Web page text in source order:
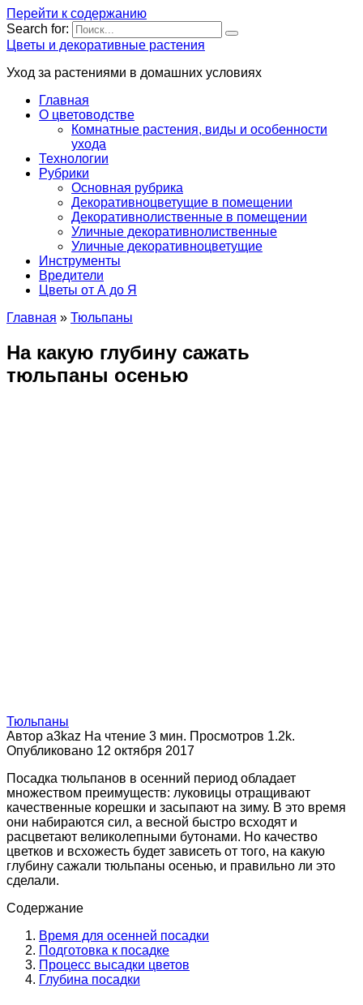
Перейти к содержанию
Search for:
Цветы и декоративные растения
Уход за растениями в домашних условиях
Главная
О цветоводстве
Комнатные растения, виды и особенности
ухода
Технологии
Рубрики
Основная рубрика
Декоративноцветущие в помещении
Декоративнолиственные в помещении
Уличные декоративнолиственные
Уличные декоративноцветущие
Инструменты
Вредители
Цветы от А до Я
Главная » Тюльпаны
На какую глубину сажать
тюльпаны осенью
Тюльпаны
Автор a3kaz На чтение 3 мин. Просмотров 1.2k.
Опубликовано 12 октября 2017
Посадка тюльпанов в осенний период обладает
множеством преимуществ: луковицы отращивают
качественные корешки и засыпают на зиму. В это время
они набираются сил, а весной быстро всходят и
расцветают великолепными бутонами. Но качество
цветков и всхожесть будет зависеть от того, на какую
глубину сажали тюльпаны осенью, и правильно ли это
сделали.
Содержание
Время для осенней посадки
Подготовка к посадке
Процесс высадки цветов
Глубина посадки